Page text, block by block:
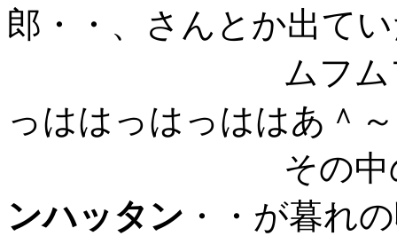
郎・・、さんとか出て
ムフムフ、ム
っははっはっははあ＾
その中の、
ンハッタン ・・が暮れ